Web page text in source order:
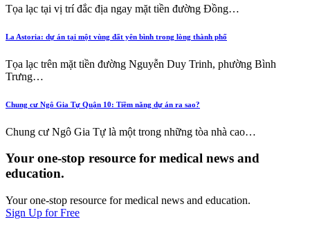
Tọa lạc tại vị trí đắc địa ngay mặt tiền đường Đồng…
La Astoria: dự án tại một vùng đất yên bình trong lòng thành phố
Tọa lạc trên mặt tiền đường Nguyễn Duy Trinh, phường Bình
Trưng…
Chung cư Ngô Gia Tự Quận 10: Tiềm năng dự án ra sao?
Chung cư Ngô Gia Tự là một trong những tòa nhà cao…
Your one-stop resource for medical news and
education.
Your one-stop resource for medical news and education.
Sign Up for Free